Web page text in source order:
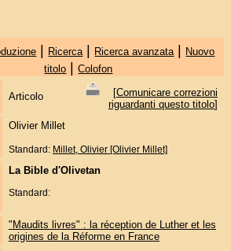
| Ricerca | Ricerca avanzata | Nuovo
titolo |Colofon
Articolo [Comunicare correzioni
riguardanti questo titolo]
Olivier Millet
Standard: Millet, Olivier [Olivier Millet]
La Bible d'Olivetan
Standard:
"Maudits livres" : la réception de Luther et les
origines de la Réforme en France